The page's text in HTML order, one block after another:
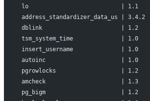
lo                           | 1.1
address_standardizer_data_us |
dblink                       | 1.2
tsm_system_time              | 1.0
insert_username              | 1.0
autoinc                      | 1.0
pgrowlocks                   | 1.2
amcheck                      | 1.3
pg_bigm                      | 1.2